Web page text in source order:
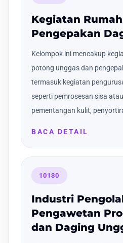
Kegiatan
Pengepakan
Kelompok ini mencakup
potong unggas dan
termasuk kegiatan
seperti pemrosesan sisa
pementangan kulit,
BACA DETAIL
10130
Industri
Pengawetan
dan Daging